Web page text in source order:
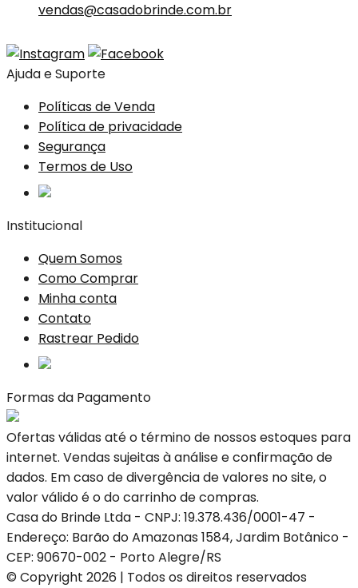
vendas@casadobrinde.com.br
Ajuda e Suporte
Políticas de Venda
Política de privacidade
Segurança
Termos de Uso
Institucional
Quem Somos
Como Comprar
Minha conta
Contato
Rastrear Pedido
Formas da Pagamento
Ofertas válidas até o término de nossos estoques para
internet. Vendas sujeitas à análise e confirmação de
dados. Em caso de divergência de valores no site, o
valor válido é o do carrinho de compras.
Casa do Brinde Ltda - CNPJ: 19.378.436/0001-47 -
Endereço: Barão do Amazonas 1584, Jardim Botânico -
CEP: 90670-002 - Porto Alegre/RS
© Copyright 2026 | Todos os direitos reservados